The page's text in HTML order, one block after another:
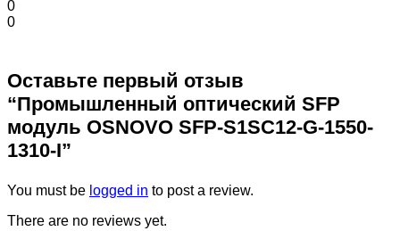
0
0
Оставьте первый отзыв
“Промышленный оптический SFP
модуль OSNOVO SFP-S1SC12-G-1550-
1310-I”
You must be logged in to post a review.
There are no reviews yet.